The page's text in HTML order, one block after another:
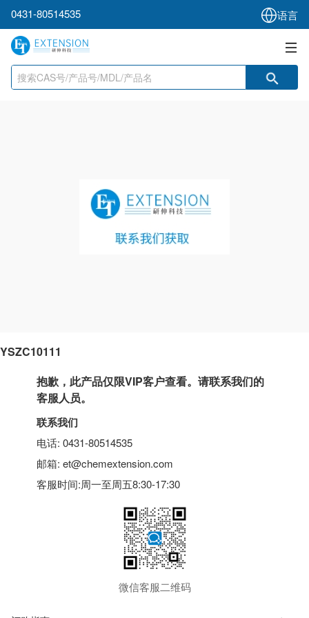
0431-80514535 语言
YSZC10111
抱歉，此产品仅限VIP客户查看。请联系我们的
客服人员。
联系我们
电话: 0431-80514535
邮箱: et@chemextension.com
客服时间:周一至周五8:30-17:30
微信客服二维码